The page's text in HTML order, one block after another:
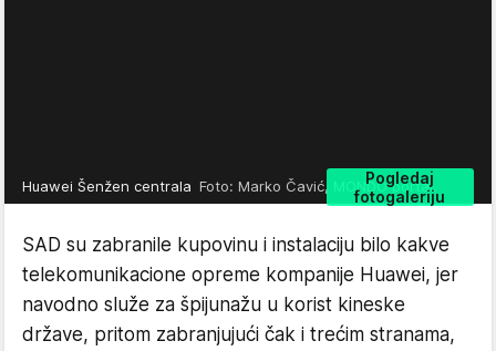
Pogledaj
fotogaleriju
Huawei Šenžen centrala Foto: Marko Čavić, MONDO portal.
SAD su zabranile kupovinu i instalaciju bilo kakve
telekomunikacione opreme kompanije Huawei, jer
navodno služe za špijunažu u korist kineske
države, pritom zabranjujući čak i trećim stranama,